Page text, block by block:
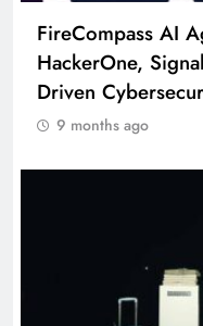
FireCompass AI
HackerOne,
Driven
9 months ago